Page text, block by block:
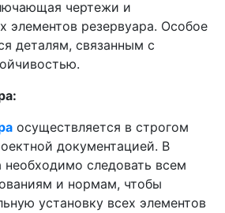
чертежи и
элементов резервуара. Особое
деталям, связанным с
осуществляется в строгом
документацией. В
следовать всем
и нормам, чтобы
установку всех элементов